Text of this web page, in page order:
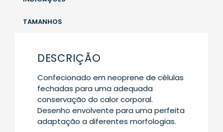
TAMANHOS
DESCRIÇÃO
Confecionado em neoprene de células
fechadas para uma adequada
conservação do calor corporal.
Desenho envolvente para uma perfeita
adaptação a diferentes morfologias.